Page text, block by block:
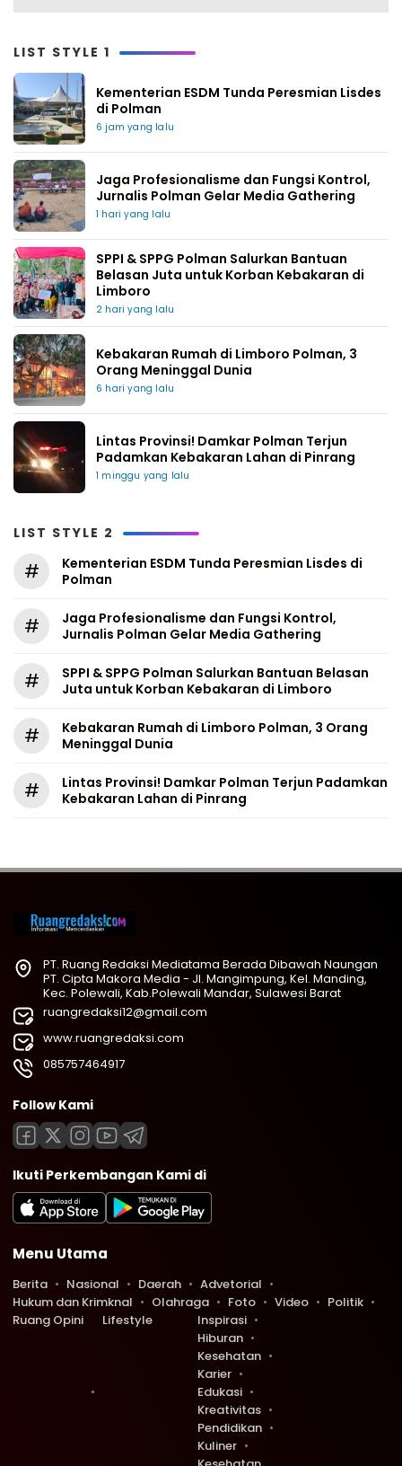
LIST STYLE 1
Kementerian ESDM Tunda Peresmian Lisdes
di Polman
6 jam yang lalu
Jaga Profesionalisme dan Fungsi Kontrol,
Jurnalis Polman Gelar Media Gathering
1 hari yang lalu
SPPI & SPPG Polman Salurkan Bantuan
Belasan Juta untuk Korban Kebakaran di
Limboro
2 hari yang lalu
Kebakaran Rumah di Limboro Polman, 3
Orang Meninggal Dunia
6 hari yang lalu
Lintas Provinsi! Damkar Polman Terjun
Padamkan Kebakaran Lahan di Pinrang
1 minggu yang lalu
LIST STYLE 2
#
Kementerian ESDM Tunda Peresmian Lisdes di
Polman
#
Jaga Profesionalisme dan Fungsi Kontrol,
Jurnalis Polman Gelar Media Gathering
#
SPPI & SPPG Polman Salurkan Bantuan Belasan
Juta untuk Korban Kebakaran di Limboro
#
Kebakaran Rumah di Limboro Polman, 3 Orang
Meninggal Dunia
#
Lintas Provinsi! Damkar Polman Terjun Padamkan
Kebakaran Lahan di Pinrang
PT. Ruang Redaksi Mediatama Berada Dibawah Naungan
PT. Cipta Makora Media - Jl. Mangimpung, Kel. Manding,
Kec. Polewali, Kab.Polewali Mandar, Sulawesi Barat
ruangredaksi12@gmail.com
www.ruangredaksi.com
085757464917
Follow Kami
Ikuti Perkembangan Kami di
Menu Utama
Berita Nasional Daerah
Advetorial
Hukum dan Krimknal
Olahraga Foto Video
Politik
Ruang Opini
Lifestyle
Inspirasi
Hiburan
Kesehatan
Karier
Edukasi
Kreativitas
Pendidikan
Kuliner